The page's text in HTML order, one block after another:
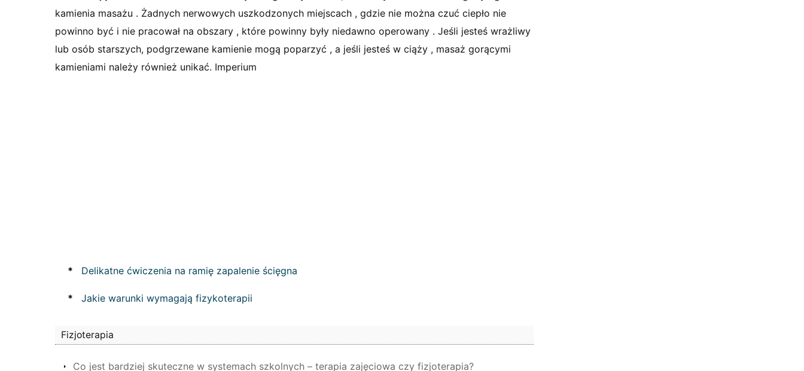
kamienia masażu . Żadnych nerwowych uszkodzonych miejscach , gdzie nie można czuć ciepło nie
powinno być i nie pracował na obszary , które powinny były niedawno operowany . Jeśli jesteś wrażliwy
lub osób starszych, podgrzewane kamienie mogą poparzyć , a jeśli jesteś w ciąży , masaż gorącymi
kamieniami należy również unikać. Imperium
* Delikatne ćwiczenia na ramię zapalenie ścięgna
* Jakie warunki wymagają fizykoterapii
Fizjoterapia
Co jest bardziej skuteczne w systemach szkolnych – terapia zajęciowa czy fizjoterapia?